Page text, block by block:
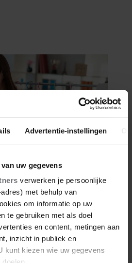
Advertentie-instellingen
uw gegevens
verwerken je persoonlijke
met behulp van
om informatie op uw
te gebruiken met als doel
en content, metingen aan
inzicht in publiek en
kunt kiezen wie uw gegevens